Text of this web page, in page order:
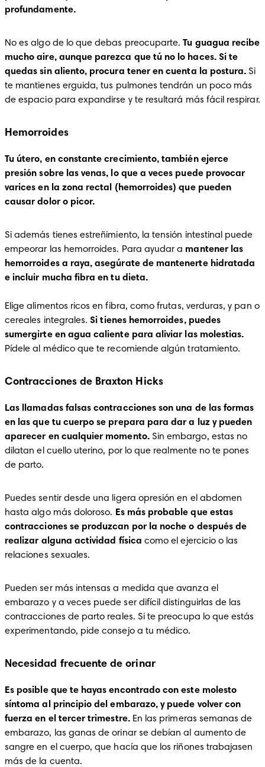
profundamente.
No es algo de lo que debas preocuparte. Tu guagua recibe
mucho aire, aunque parezca que tú no lo haces. Si te
quedas sin aliento, procura tener en cuenta la postura. Si
te mantienes erguida, tus pulmones tendrán un poco más
Hemorroides
Tu útero, en constante crecimiento, también ejerce
presión sobre las venas, lo que a veces puede provocar
varices en la zona rectal (hemorroides) que pueden
causar dolor o picor.
Si además tienes estreñimiento, la tensión intestinal puede
empeorar las hemorroides. Para ayudar a mantener las
hemorroides a raya, asegúrate de mantenerte hidratada
Elige alimentos ricos en fibra, como frutas, verduras, y pan o
cereales integrales. Si tienes hemorroides, puedes
Pídele al médico que te recomiende algún tratamiento.
Contracciones de Braxton Hicks
Las llamadas falsas contracciones son una de las formas
en las que tu cuerpo se prepara para dar a luz y pueden
aparecer en cualquier momento. Sin embargo, estas no
dilatan el cuello uterino, por lo que realmente no te pones
de parto.
Puedes sentir desde una ligera opresión en el abdomen
hasta algo más doloroso. Es más probable que estas
contracciones se produzcan por la noche o después de
realizar alguna actividad física como el ejercicio o las
relaciones sexuales.
Pueden ser más intensas a medida que avanza el
embarazo y a veces puede ser difícil distinguirlas de las
contracciones de parto reales. Si te preocupa lo que estás
experimentando, pide consejo a tu médico.
Necesidad frecuente de orinar
Es posible que te hayas encontrado con este molesto
síntoma al principio del embarazo, y puede volver con
fuerza en el tercer trimestre. En las primeras semanas de
embarazo, las ganas de orinar se debían al aumento de
sangre en el cuerpo, que hacía que los riñones trabajasen
más de la cuenta.